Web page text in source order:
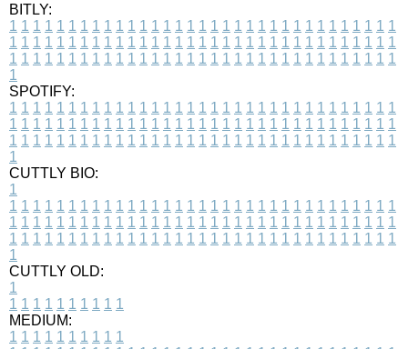
BITLY:
1 1 1 1 1 1 1 1 1 1 1 1 1 1 1 1 1 1 1 1 1 1 1 1 1 1 1 1 1 1 1 1 1
1 1 1 1 1 1 1 1 1 1 1 1 1 1 1 1 1 1 1 1 1 1 1 1 1 1 1 1 1 1 1 1 1
1 1 1 1 1 1 1 1 1 1 1 1 1 1 1 1 1 1 1 1 1 1 1 1 1 1 1 1 1 1 1 1 1
1
SPOTIFY:
1 1 1 1 1 1 1 1 1 1 1 1 1 1 1 1 1 1 1 1 1 1 1 1 1 1 1 1 1 1 1 1 1
1 1 1 1 1 1 1 1 1 1 1 1 1 1 1 1 1 1 1 1 1 1 1 1 1 1 1 1 1 1 1 1 1
1 1 1 1 1 1 1 1 1 1 1 1 1 1 1 1 1 1 1 1 1 1 1 1 1 1 1 1 1 1 1 1 1
1
CUTTLY BIO:
1
1 1 1 1 1 1 1 1 1 1 1 1 1 1 1 1 1 1 1 1 1 1 1 1 1 1 1 1 1 1 1 1 1
1 1 1 1 1 1 1 1 1 1 1 1 1 1 1 1 1 1 1 1 1 1 1 1 1 1 1 1 1 1 1 1 1
1 1 1 1 1 1 1 1 1 1 1 1 1 1 1 1 1 1 1 1 1 1 1 1 1 1 1 1 1 1 1 1 1
1
CUTTLY OLD:
1
1 1 1 1 1 1 1 1 1 1
MEDIUM:
1 1 1 1 1 1 1 1 1 1